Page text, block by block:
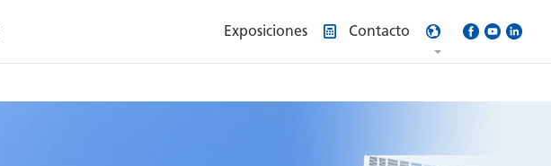
Exposiciones Contacto